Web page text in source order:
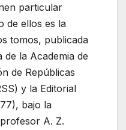
particular
de ellos es la
tomos, publicada
la Academia de
de Repúblicas
y la Editorial
bajo la
A. Z.